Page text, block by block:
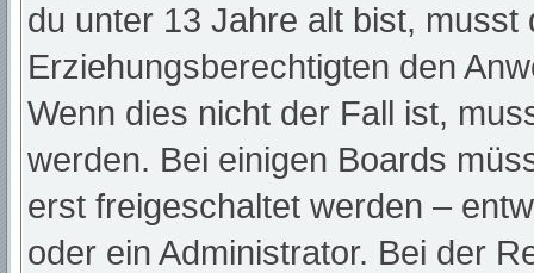
du unter 13 Jahre alt bist,
Erziehungsberechtigten den
Wenn dies nicht der Fall ist,
werden. Bei einigen Boards
erst freigeschaltet werden –
oder ein Administrator. Bei der